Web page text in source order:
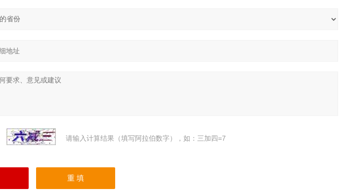
请输入计算结果（填写阿拉伯数字），如：三加四=7